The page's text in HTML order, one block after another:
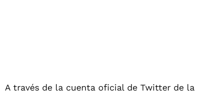
A través de la cuenta oficial de Twitter de la